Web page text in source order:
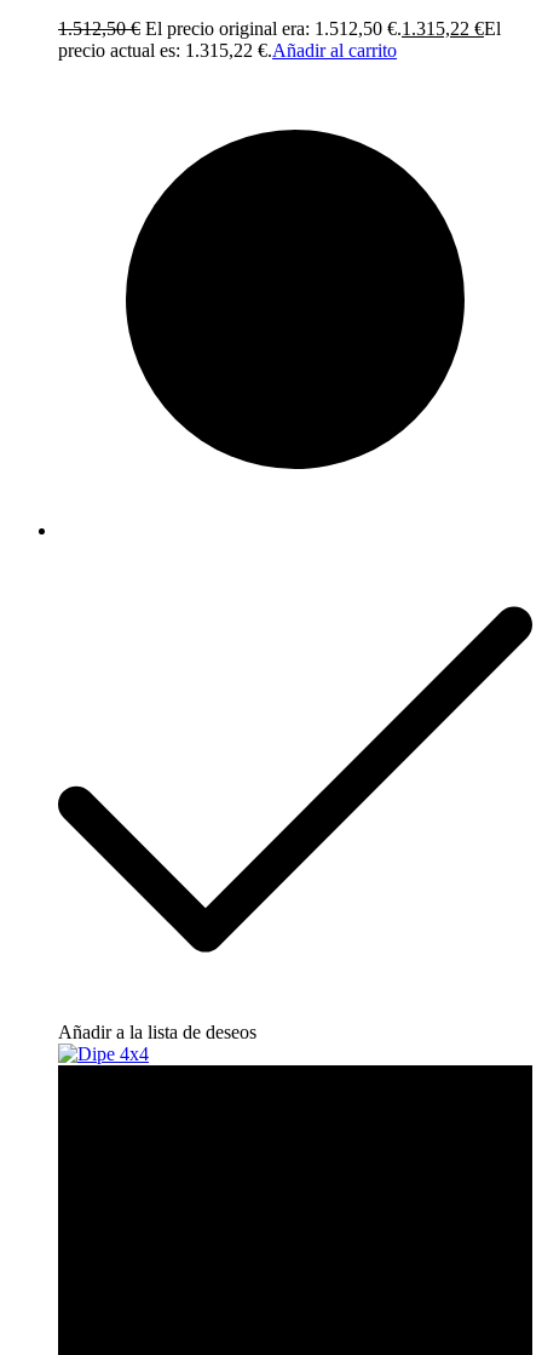
1.512,50€ El precio original era: 1.512,50 €.1.315,22 €El
precio actual es: 1.315,22 €.Añadir al carrito
Añadir a la lista de deseos